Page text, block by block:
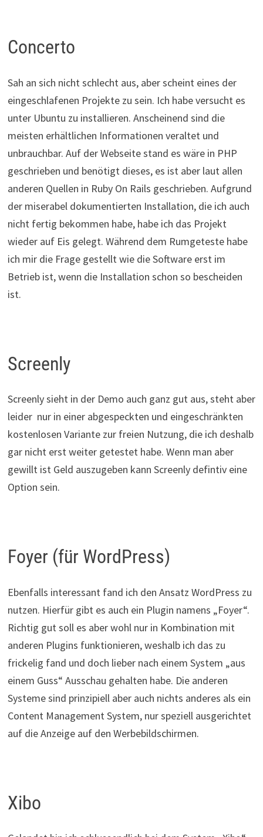
Concerto
Sah an sich nicht schlecht aus, aber scheint eines der
eingeschlafenen Projekte zu sein. Ich habe versucht es
unter Ubuntu zu installieren. Anscheinend sind die
meisten erhältlichen Informationen veraltet und
unbrauchbar. Auf der Webseite stand es wäre in PHP
geschrieben und benötigt dieses, es ist aber laut allen
anderen Quellen in Ruby On Rails geschrieben. Aufgrund
der miserabel dokumentierten Installation, die ich auch
nicht fertig bekommen habe, habe ich das Projekt
wieder auf Eis gelegt. Während dem Rumgeteste habe
ich mir die Frage gestellt wie die Software erst im
Betrieb ist, wenn die Installation schon so bescheiden
ist.
Screenly
Screenly sieht in der Demo auch ganz gut aus, steht aber
leider nur in einer abgespeckten und eingeschränkten
kostenlosen Variante zur freien Nutzung, die ich deshalb
gar nicht erst weiter getestet habe. Wenn man aber
gewillt ist Geld auszugeben kann Screenly defintiv eine
Option sein.
Foyer (für WordPress)
Ebenfalls interessant fand ich den Ansatz WordPress zu
nutzen. Hierfür gibt es auch ein Plugin namens „Foyer“.
Richtig gut soll es aber wohl nur in Kombination mit
anderen Plugins funktionieren, weshalb ich das zu
frickelig fand und doch lieber nach einem System „aus
einem Guss“ Ausschau gehalten habe. Die anderen
Systeme sind prinzipiell aber auch nichts anderes als ein
Content Management System, nur speziell ausgerichtet
auf die Anzeige auf den Werbebildschirmen.
Xibo